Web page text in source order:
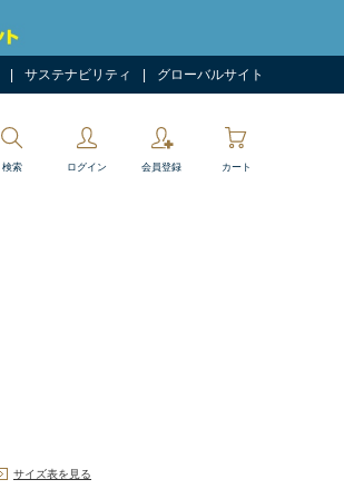
サステナビリティ グローバルサイト
検索 ログイン 会員登録 カート
サイズ表を見る